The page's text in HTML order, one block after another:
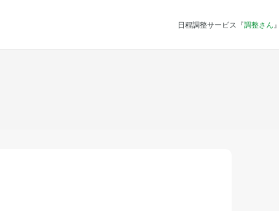
日程調整サービス『調整さん